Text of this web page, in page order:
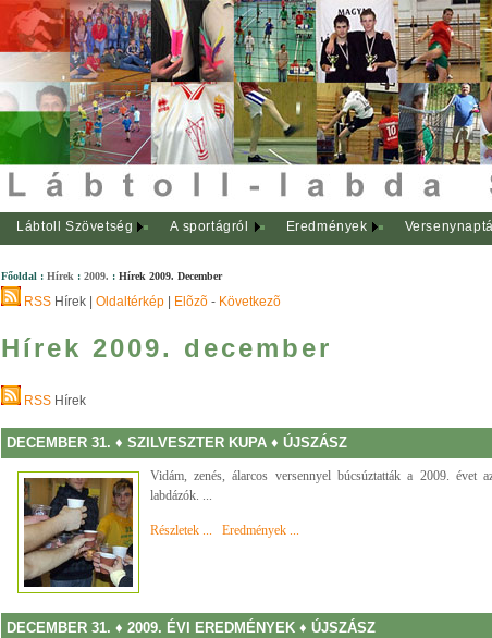
Lábtoll Szövetség A sportágról Eredmények
Főoldal: Hírek : 2009. : Hírek 2009. December
RSSHírek | Oldaltérkép| Elõzõ- Következõ
Hírek 2009. december
RSSHírek
DECEMBER 31. ♦ SZILVESZTER KUPA ♦ ÚJSZÁSZ
Vidám, zenés, álarcos versennyel búcsúztatták a 2009. évet
labdázók. ...
Részletek ... Eredmények ...
DECEMBER 31. ♦ 2009. ÉVI EREDMÉNYEK ♦ ÚJSZÁSZ